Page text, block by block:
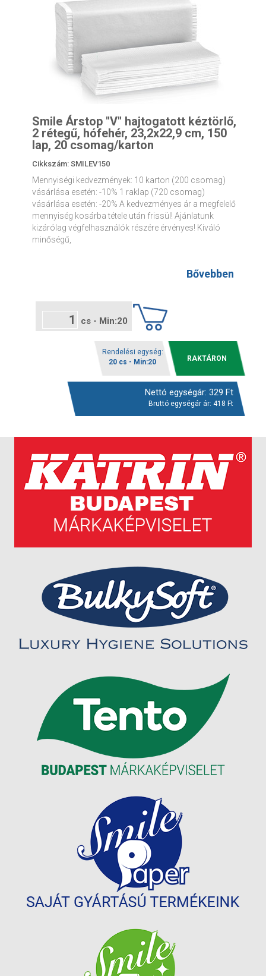
Smile Árstop ''V'' hajtogatott kéztörlő,
2 rétegű, hófehér, 23,2x22,9 cm, 150
lap, 20 csomag/karton
Cikkszám: SMILEV150
Mennyiségi kedvezmények: 10 karton (200 csomag)
vásárlása esetén: -10% 1 raklap (720 csomag)
vásárlása esetén: -20% A kedvezményes ár a megfelelő
mennyiség kosárba tétele után frissül! Ajánlatunk
kizárólag végfelhasználók részére érvényes! Kiváló
minőségű,
Bővebben
cs - Min:20
Rendelési egység:
20 cs - Min:20
RAKTÁRON
Nettó egységár: 329 Ft
Bruttó egységár ár: 418 Ft